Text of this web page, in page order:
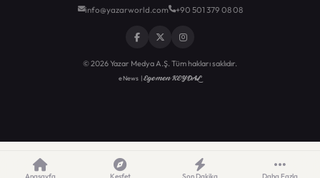
info@yazarworld.com +90 501 379 08 08
© 2026 Yazar Medya A.Ş. Tüm hakları saklıdır.
eNews |Egemen KEYDAL
Anasayfa Keşfet Son Dakika Daha Fazla